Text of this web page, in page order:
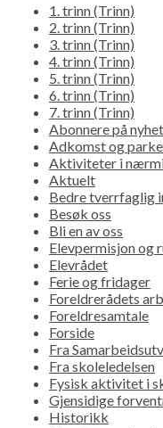
1. trinn (Trinn)
2. trinn (Trinn)
3. trinn (Trinn)
4. trinn (Trinn)
5. trinn (Trinn)
6. trinn (Trinn)
7. trinn (Trinn)
Abonnere på
Adkomst og
Aktiviteter i
Aktuelt
Bedre tverrfaglig
Besøk oss
Bli en av oss
Elevpermisjon og
Elevrådet
Ferie og fridager
Foreldrerådets
Foreldresamtale
Forside
Fra
Fra skoleledelsen
Fysisk aktivitet i
Gjensidige
Historikk